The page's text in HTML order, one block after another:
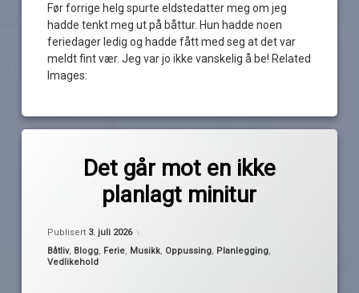
Før forrige helg spurte eldstedatter meg om jeg
hadde tenkt meg ut på båttur. Hun hadde noen
feriedager ledig og hadde fått med seg at det var
meldt fint vær. Jeg var jo ikke vanskelig å be! Related
Images:
Det går mot en ikke
planlagt minitur
Publisert 3. juli 2026
Kategorier:
Båtliv, Blogg, Ferie, Musikk, Oppussing, Planlegging,
Vedlikehold
Oslofjorden
overnatting